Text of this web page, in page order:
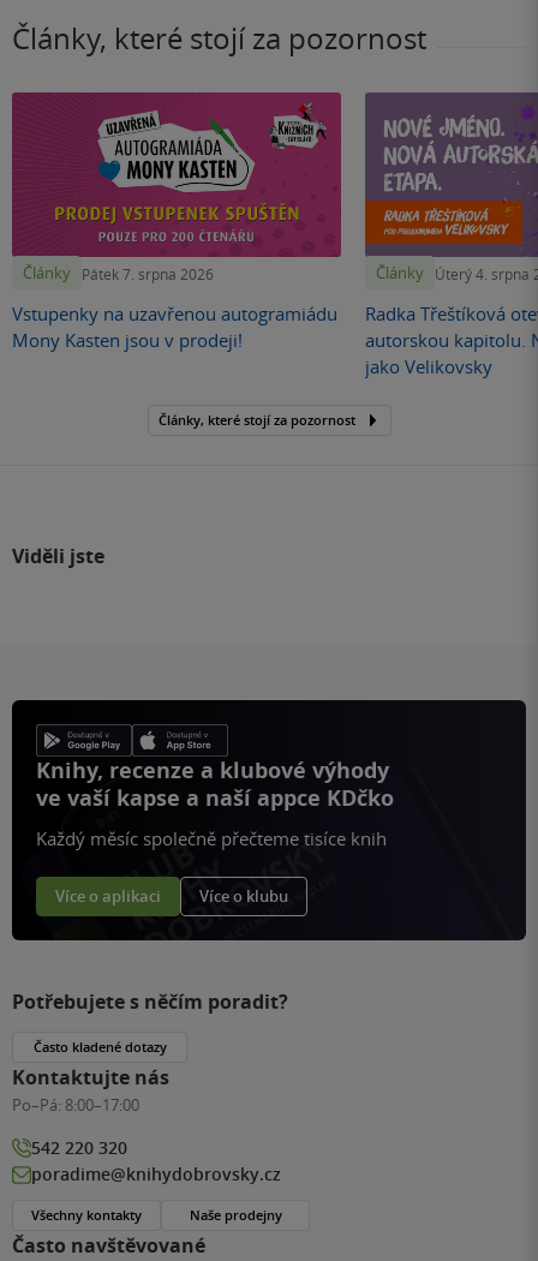
Články, které stojí za pozornost
Články Pátek 7. srpna 2026
Vstupenky na uzavřenou autogramiádu
Mony Kasten jsou v prodeji!
Články Úterý 4. srpna
Radka Třeštíková
autorskou kapitolu.
jako Velikovsky
Články, které stojí za pozornost
Viděli jste
Knihy, recenze a klubové výhody
ve vaší kapse a naší appce KDčko
Každý měsíc společně přečteme tisíce knih
Více o aplikaci Více o klubu
Často navštěvované
Potřebujete s něčím poradit?
Často kladené dotazy
Kontaktujte nás
Po–Pá: 8:00–17:00
542 220 320
poradime@knihydobrovsky.cz
Všechny kontakty Naše prodejny